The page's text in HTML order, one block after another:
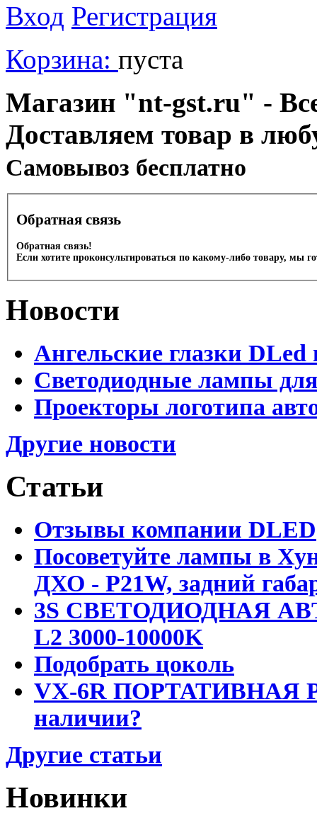
Вход Регистрация
Корзина: пуста
Магазин "nt-gst.ru" -
Доставляем товар в
Cамовывоз бесплатно
Обратная связь
Обратная связь!
Если хотите проконсультироваться по какому-либо товару, мы
Новости
Ангельские глазки DLed
Светодиодные лампы
Проекторы логотипа
Другие новости
Статьи
Отзывы компании DLED
Посоветуйте лампы в
ДХО - P21W, задний
3S СВЕТОДИОДНАЯ
L2 3000-10000K
Подобрать цоколь
VX-6R ПОРТАТИВНАЯ
наличии?
Другие статьи
Новинки